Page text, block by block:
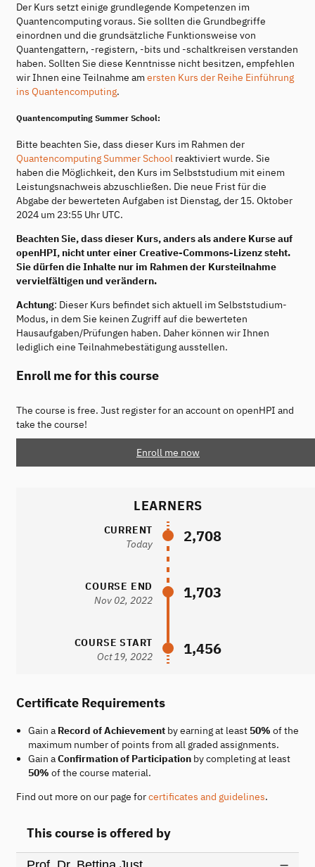
Der Kurs setzt einige grundlegende Kompetenzen im
Quantencomputing voraus. Sie sollten die Grundbegriffe
einordnen und die grundsätzliche Funktionsweise von
Quantengattern, -registern, -bits und -schaltkreisen verstanden
haben. Sollten Sie diese Kenntnisse nicht besitzen, empfehlen
wir Ihnen eine Teilnahme amersten Kurs der Reihe Einführung
ins Quantencomputing.
Quantencomputing Summer School:
Bitte beachten Sie, dass dieser Kurs im Rahmen der
Quantencomputing Summer School reaktiviert wurde. Sie
haben die Möglichkeit, den Kurs im Selbststudium mit einem
Leistungsnachweis abzuschließen. Die neue Frist für die
Abgabe der bewerteten Aufgaben ist Dienstag, der 15. Oktober
2024 um 23:55 Uhr UTC.
Beachten Sie, dass dieser Kurs, anders als andere Kurse auf
openHPI, nicht unter einer Creative-Commons-Lizenz steht.
Sie dürfen die Inhalte nur im Rahmen der Kursteilnahme
vervielfältigen und verändern.
Achtung: Dieser Kurs befindet sich aktuell im Selbststudium-
Modus, in dem Sie keinen Zugriff auf die bewerteten
Hausaufgaben/Prüfungen haben. Daher können wir Ihnen
lediglich eine Teilnahmebestätigung ausstellen.
Enroll me for this course
The course is free. Just register for an account on openHPI and
take the course!
Enroll me now
LEARNERS
CURRENT
Today
2,708
COURSE END
Nov 02, 2022
1,703
COURSE START
Oct 19, 2022
1,456
Certificate Requirements
Gain a Record of Achievementby earning at least 50% of the
maximum number of points from all graded assignments.
Gain aConfirmation of Participationby completing at least
50% of the course material.
Find out more on our page forcertificates and guidelines.
This course is offered by